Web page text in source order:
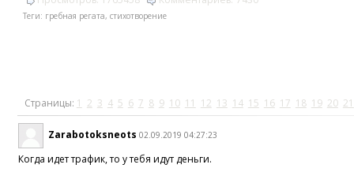
Теги: гребная регата, стихотворение
Страницы: 1 2 3 4 5 6 7 8 9 10 11 12 13 14 15 16 17 18 19 20 21
Zarabotoksneots 02.09.2019 04:27:23
Когда идет трафик, то у тебя идут деньги.